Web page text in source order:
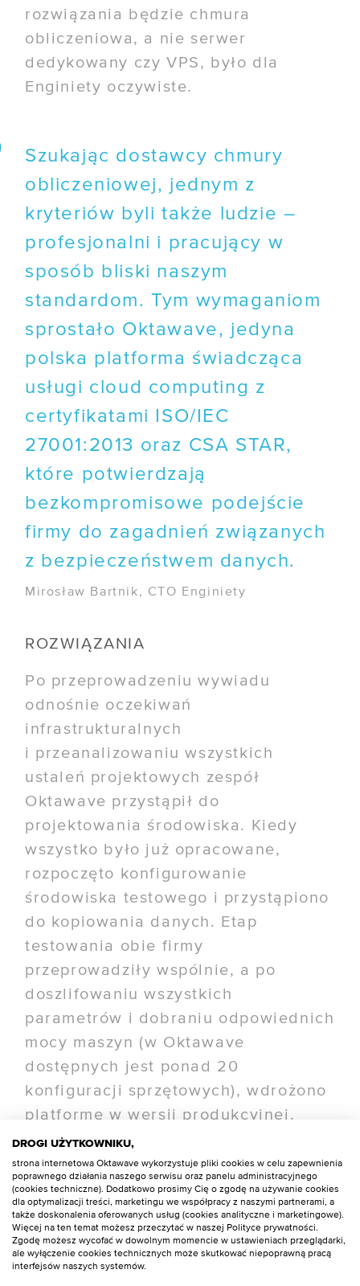
rozwiązania będzie chmura
obliczeniowa, a nie serwer
dedykowany czy VPS, było dla
Enginiety oczywiste.
Szukając dostawcy chmury
obliczeniowej, jednym z
kryteriów byli także ludzie –
profesjonalni i pracujący w
sposób bliski naszym
standardom. Tym wymaganiom
sprostało Oktawave, jedyna
polska platforma świadcząca
usługi cloud computing z
certyfikatami ISO/IEC
27001:2013 oraz CSA STAR,
które potwierdzają
bezkompromisowe podejście
firmy do zagadnień związanych
z bezpieczeństwem danych.
Mirosław Bartnik, CTO Enginiety
ROZWIĄZANIA
Po przeprowadzeniu wywiadu
odnośnie oczekiwań
infrastrukturalnych
i przeanalizowaniu wszystkich
ustaleń projektowych zespół
Oktawave przystąpił do
projektowania środowiska. Kiedy
wszystko było już opracowane,
rozpoczęto konfigurowanie
środowiska testowego i przystąpiono
do kopiowania danych. Etap
testowania obie firmy
przeprowadziły wspólnie, a po
doszlifowaniu wszystkich
parametrów i dobraniu odpowiednich
mocy maszyn (w Oktawave
dostępnych jest ponad 20
konfiguracji sprzętowych), wdrożono
platformę w wersji produkcyjnej.
Już po nawiązaniu współpracy z
Oktawave, pojawiła się potrzeba
zbudowania kolejnego wydajnego
środowiska dla innego klienta. Na
tym etapie znajomości chmury
Oktawave zespół Enginiety nie
DROGI UŻYTKOWNIKU,
strona internetowa Oktawave wykorzystuje pliki cookies w celu zapewnienia
poprawnego działania naszego serwisu oraz panelu administracyjnego
(cookies techniczne). Dodatkowo prosimy Cię o zgodę na używanie cookies
dla optymalizacji treści, marketingu we współpracy z naszymi partnerami, a
także doskonalenia oferowanych usług (cookies analityczne i marketingowe).
Więcej na ten temat możesz przeczytać w naszej Polityce prywatności.
Zgodę możesz wycofać w dowolnym momencie w ustawieniach przeglądarki,
ale wyłączenie cookies technicznych może skutkować niepoprawną pracą
interfejsów naszych systemów.